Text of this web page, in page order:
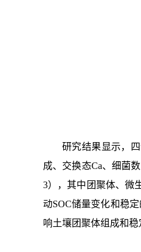
研究结果显示，
成、交换态Ca、细菌
3），其中团聚体、微
动SOC储量变化和稳
响土壤团聚体组成和